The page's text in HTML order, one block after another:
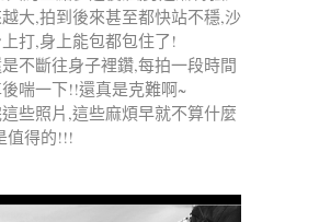
大,拍到後來甚至都快站不穩,沙
打,身上能包都包住了!
不斷往身子裡鑽,每拍一段時間
喘一下!!還真是克難啊~
些照片,這些麻煩早就不算什麼
值得的!!!